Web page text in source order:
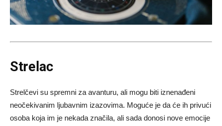
Strelac
Strelčevi su spremni za avanturu, ali mogu biti iznenađeni
neočekivanim ljubavnim izazovima. Moguće je da će ih privući
osoba koja im je nekada značila, ali sada donosi nove emocije